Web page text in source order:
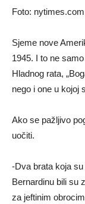
Foto: nytimes.com
Sjeme nove
1945. I to ne
Hladnog rata,
nego i one u kojoj
Ako se pažljivo
uočiti.
-Dva brata koja
Bernardinu bili su
za jeftinim